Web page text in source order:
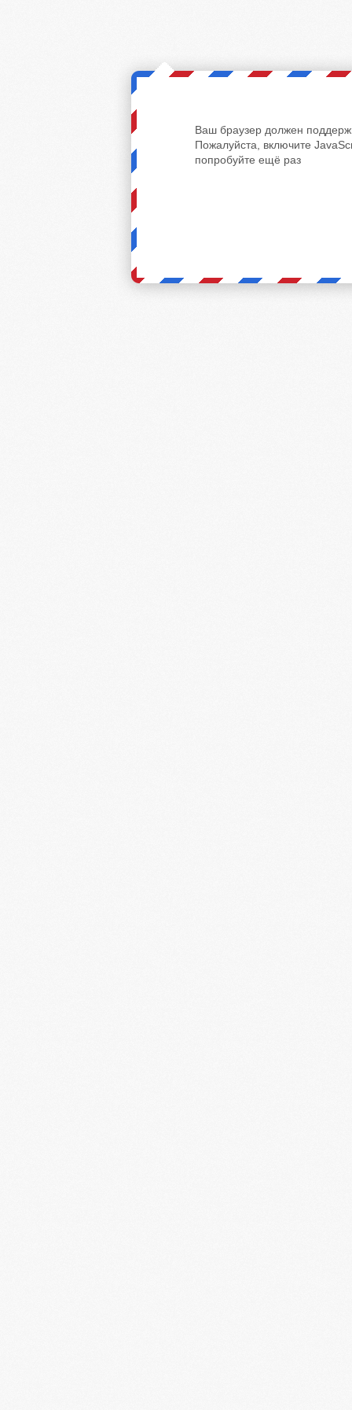
Ваш браузер должен
Пожалуйста, включите
попробуйте ещё раз